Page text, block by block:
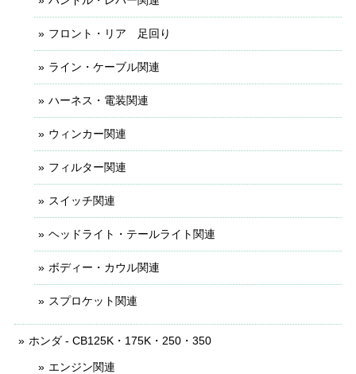
フロント・リア 足回り
ライン・ケーブル関連
ハーネス・電装関連
ウィンカー関連
フィルター関連
スイッチ関連
ヘッドライト・テールライト関連
ボディー・カウル関連
スプロケット関連
ホンダ - CB125K・175K・250・350
エンジン関連